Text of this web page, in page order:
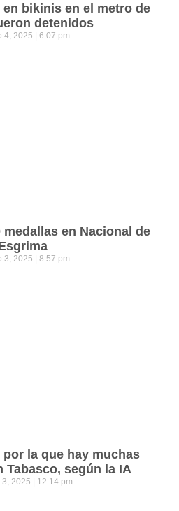
bikinis en el metro de
detenidos
4, 2025 6:07 pm
medallas en Nacional de
3, 2025 8:57 pm
por la que hay muchas
Tabasco, según la IA
2025 12:14 pm